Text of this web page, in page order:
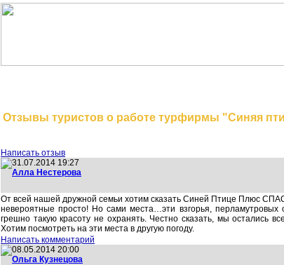
Отзывы туристов о работе турфирмы "Синяя
Написать отзыв
31.07.2014 19:27
Алла Нестерова
От всей нашей дружной семьи хотим сказать Синей Птице Плюс
невероятные просто! Но сами места…эти взгорья,
грешно такую красоту не охранять. Честно сказать, мы остались
Хотим посмотреть на эти места в другую погоду.
Написать комментарий
08.05.2014 20:00
Ольга Кузнецова